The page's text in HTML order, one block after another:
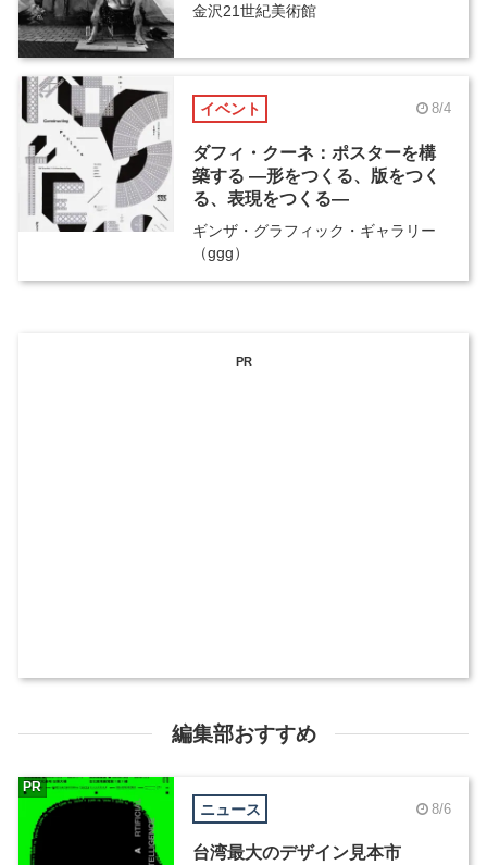
金沢21世紀美術館
イベント 8/4
ダフィ・クーネ：ポスターを構
築する ―形をつくる、版をつく
る、表現をつくる―
ギンザ・グラフィック・ギャラリー
（ggg）
PR
編集部おすすめ
ニュース 8/6
台湾最大のデザイン見本市
PR